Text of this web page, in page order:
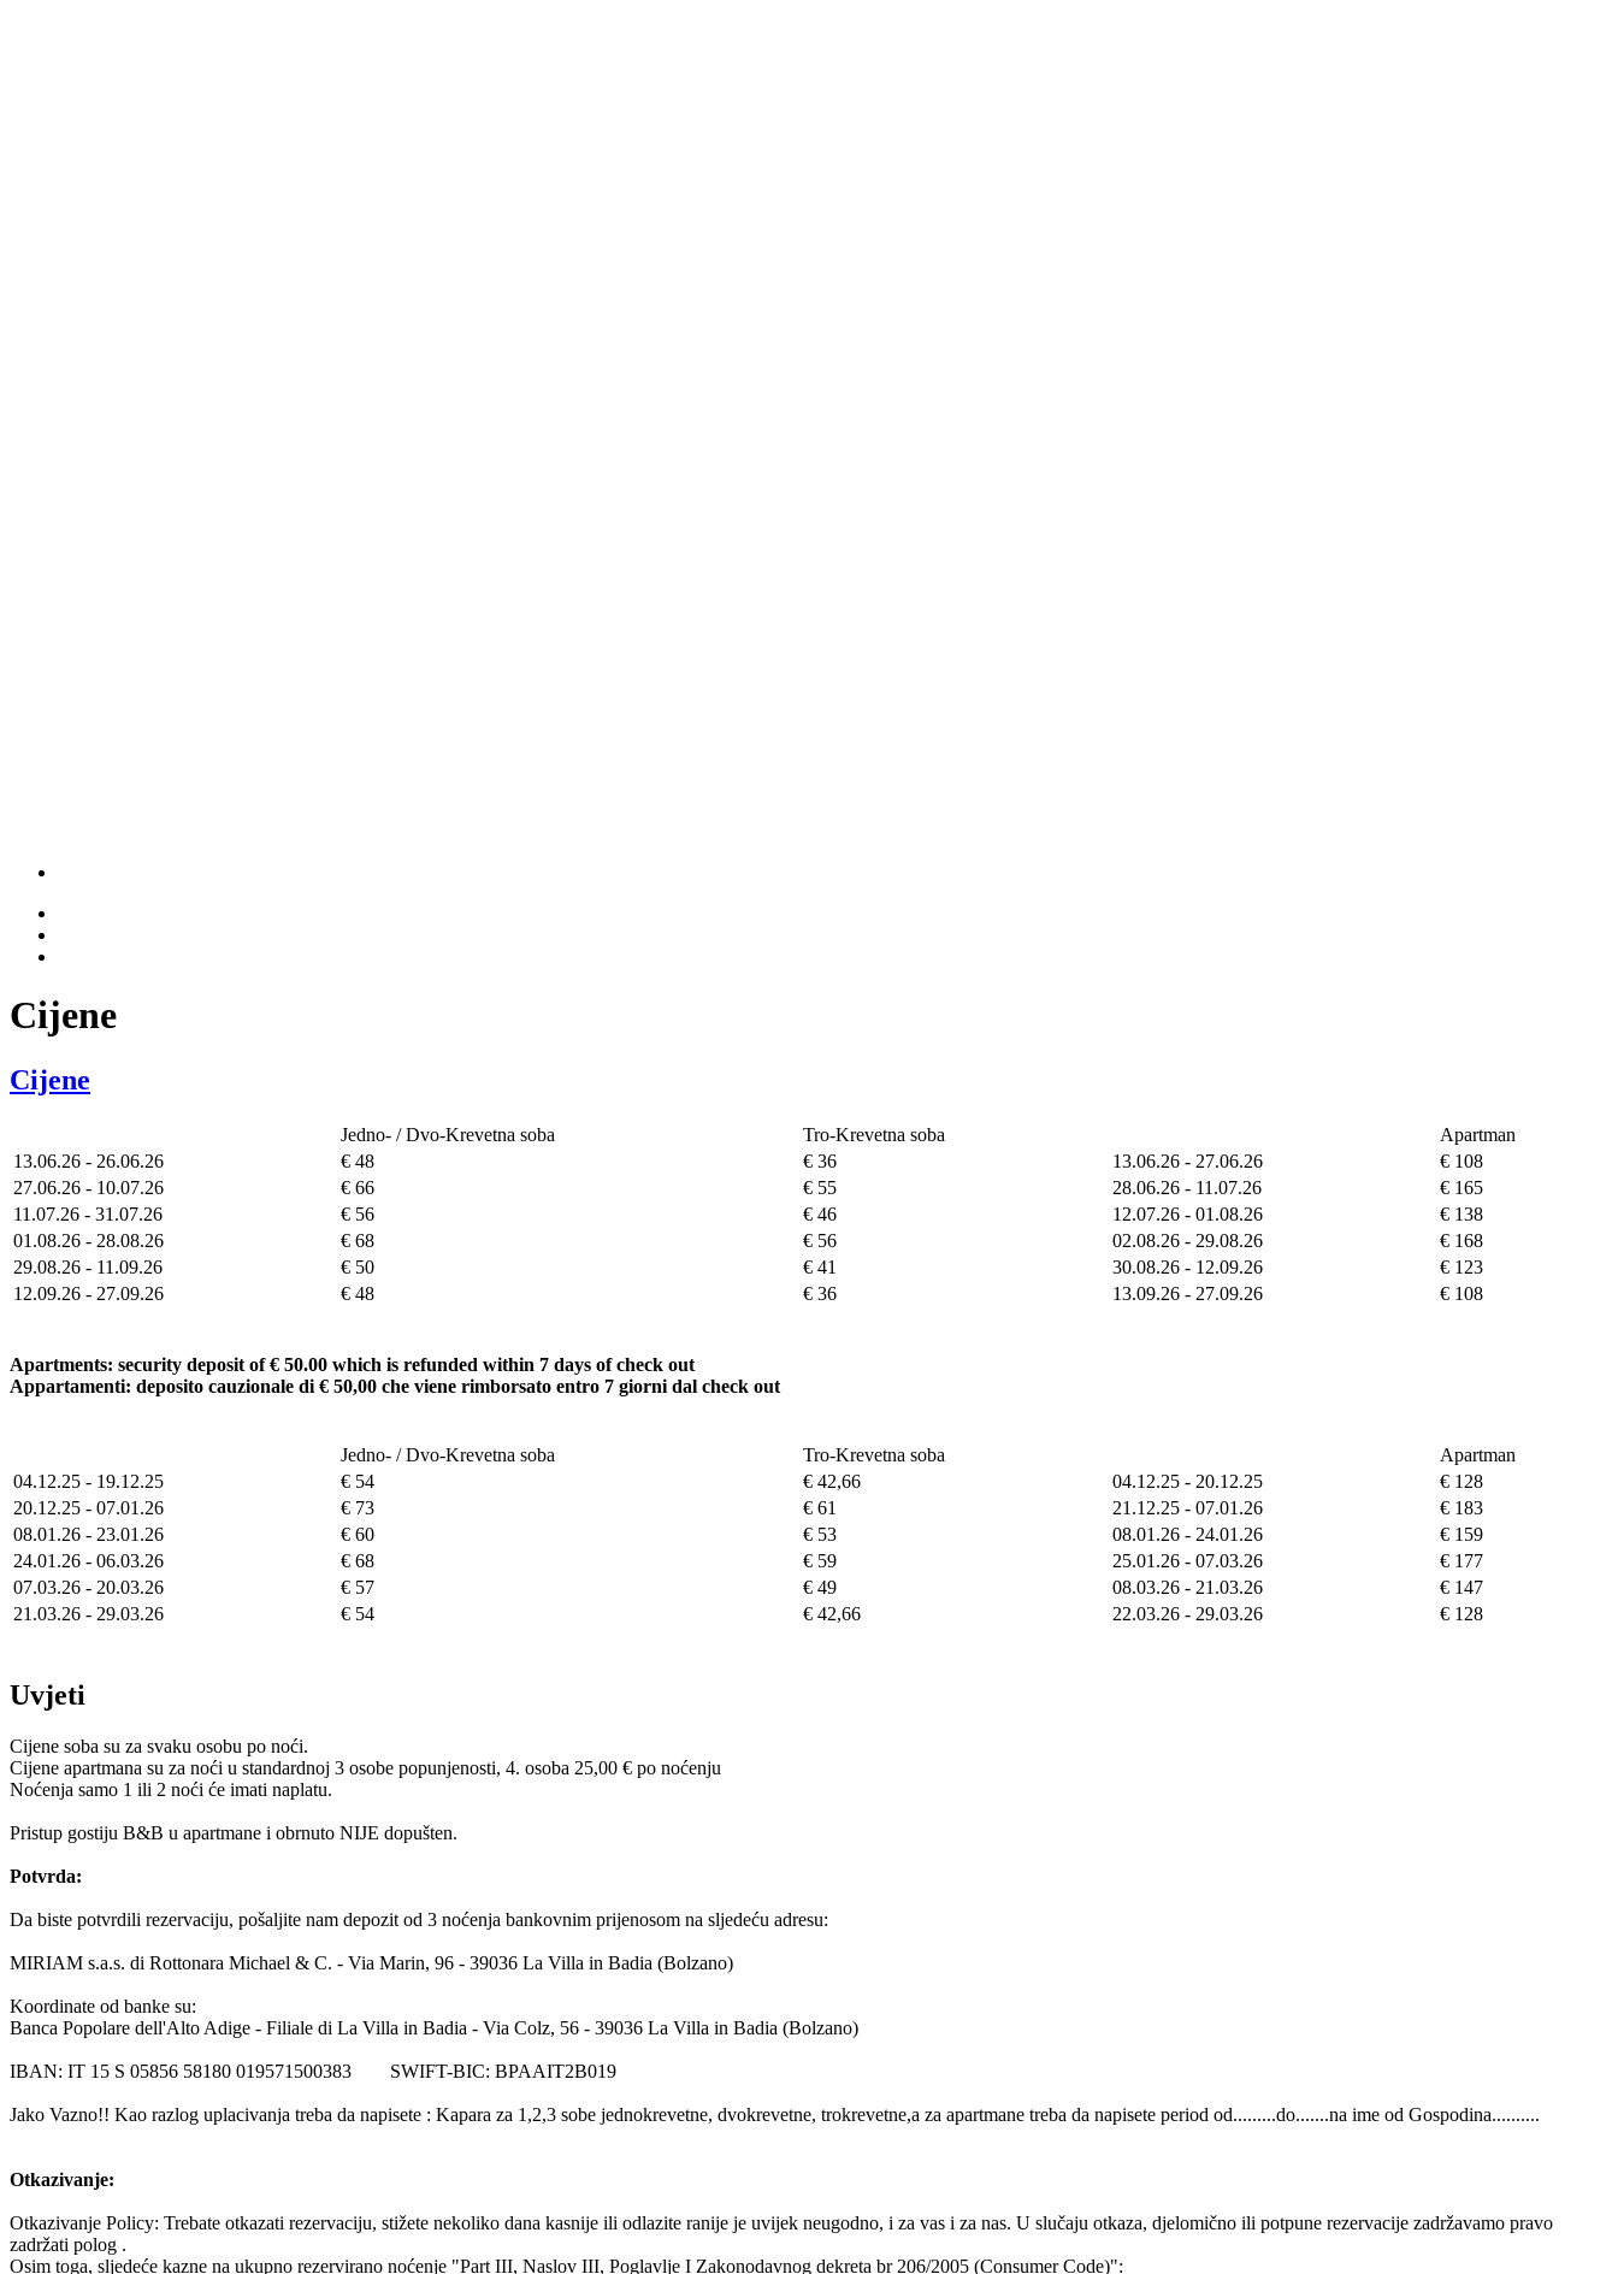
Cijene
Cijene
Jedno- / Dvo-Krevetna soba Tro-Krevetna soba
Apartman
13.06.26 - 26.06.26
€ 48 € 36 13.06.26 - 27.06.26
€ 108
27.06.26 - 10.07.26
€ 66 € 55 28.06.26 - 11.07.26
€ 165
11.07.26 - 31.07.26
€ 56 € 46 12.07.26 - 01.08.26
€ 138
01.08.26 - 28.08.26
€ 68 € 56 02.08.26 - 29.08.26
€ 168
29.08.26 - 11.09.26
€ 50 € 41 30.08.26 - 12.09.26
€ 123
12.09.26 - 27.09.26
€ 48 € 36 13.09.26 - 27.09.26 € 108
Apartments: security deposit of € 50.00 which is refunded within 7 days of check out
Appartamenti: deposito cauzionale di € 50,00 che viene rimborsato entro 7 giorni dal check out
Jedno- / Dvo-Krevetna soba Tro-Krevetna soba
Apartman
04.12.25 - 19.12.25
€ 54 € 42,66 04.12.25 - 20.12.25
€ 128
20.12.25 - 07.01.26
€ 73 € 61 21.12.25 - 07.01.26
€ 183
08.01.26 - 23.01.26
€ 60 € 53 08.01.26 - 24.01.26
€ 159
24.01.26 - 06.03.26
€ 68 € 59 25.01.26 - 07.03.26
€ 177
07.03.26 - 20.03.26
€ 57 € 49 08.03.26 - 21.03.26
€ 147
21.03.26 - 29.03.26
€ 54 € 42,66 22.03.26 - 29.03.26 € 128
Uvjeti
Cijene soba su za svaku osobu po noći.
Cijene apartmana su za noći u standardnoj 3 osobe popunjenosti, 4. osoba 25,00 € po noćenju
Noćenja samo 1 ili 2 noći će imati naplatu.
Pristup gostiju B&B u apartmane i obrnuto NIJE dopušten.
Potvrda:
Da biste potvrdili rezervaciju, pošaljite nam depozit od 3 noćenja bankovnim prijenosom na sljedeću adresu:
MIRIAM s.a.s. di Rottonara Michael & C. - Via Marin, 96 - 39036 La Villa in Badia (Bolzano)
Koordinate od banke su:
Banca Popolare dell'Alto Adige - Filiale di La Villa in Badia - Via Colz, 56 - 39036 La Villa in Badia (Bolzano)
IBAN: IT 15 S 05856 58180 019571500383 SWIFT-BIC: BPAAIT2B019
Jako Vazno!! Kao razlog uplacivanja treba da napisete : Kapara za 1,2,3 sobe jednokrevetne, dvokrevetne, trokrevetne,a za apartmane treba da napisete period od.........do.......na ime od Gospodina..........
Otkazivanje:
Otkazivanje Policy: Trebate otkazati rezervaciju, stižete nekoliko dana kasnije ili odlazite ranije je uvijek neugodno, i za vas i za nas. U slučaju otkaza, djelomično ili potpune rezervacije zadržavamo pravo
zadržati polog .
Osim toga, sljedeće kazne na ukupno rezervirano noćenje "Part III, Naslov III, Poglavlje I Zakonodavnog dekreta br 206/2005 (Consumer Code)":